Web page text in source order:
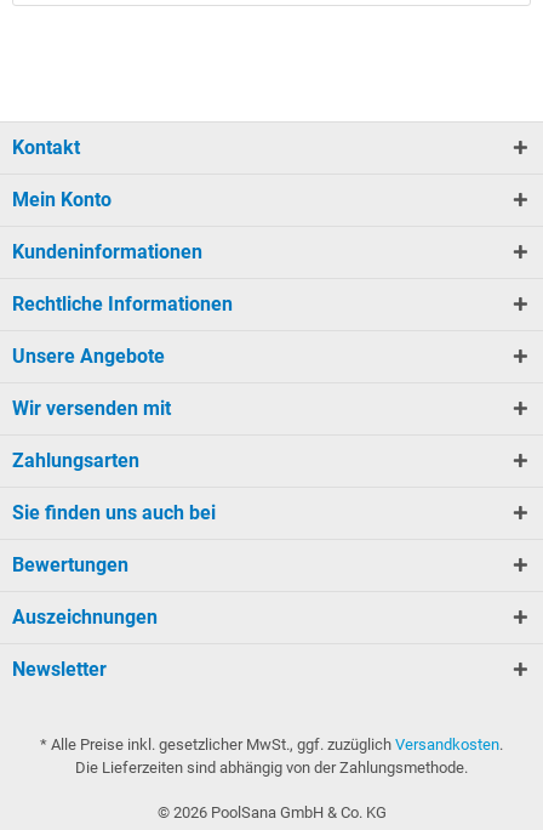
Kontakt
Mein Konto
Kundeninformationen
Rechtliche Informationen
Unsere Angebote
Wir versenden mit
Zahlungsarten
Sie finden uns auch bei
Bewertungen
Auszeichnungen
Newsletter
* Alle Preise inkl. gesetzlicher MwSt., ggf. zuzüglich Versandkosten.
Die Lieferzeiten sind abhängig von der Zahlungsmethode.
© 2026PoolSana GmbH & Co. KG